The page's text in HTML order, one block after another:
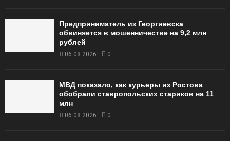
Предприниматель из Георгиевска
обвиняется в мошенничестве на 9,2 млн
рублей
06.08.2026 0
МВД показало, как курьеры из Ростова
обобрали ставропольских стариков на 11
млн
06.08.2026 0